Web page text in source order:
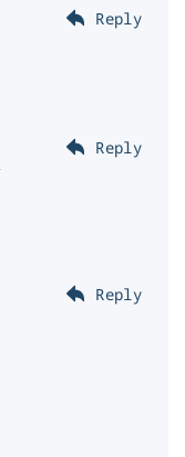
Reply
Reply
Reply